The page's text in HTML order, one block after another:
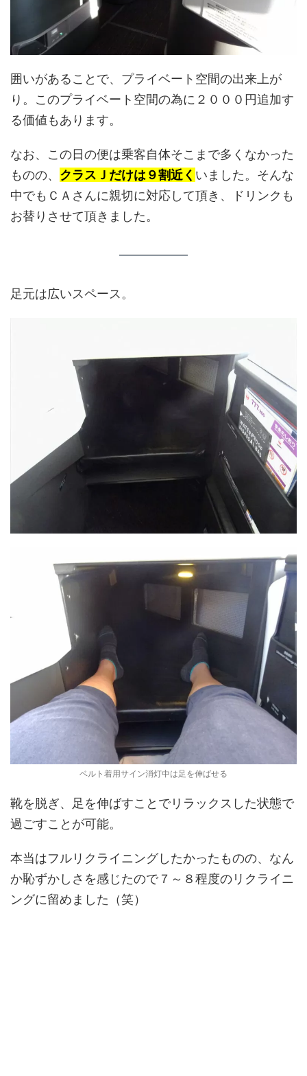
囲いがあることで、プライベート空間の出来上が
り。このプライベート空間の為に２０００円追加す
る価値もあります。
なお、この日の便は乗客自体そこまで多くなかった
ものの、 クラスＪだけは９割近く いました。そんな
中でもＣＡさんに親切に対応して頂き、ドリンクも
お替りさせて頂きました。
足元は広いスペース。
ベルト着用サイン消灯中は足を伸ばせる
靴を脱ぎ、足を伸ばすことでリラックスした状態で
過ごすことが可能。
本当はフルリクライニングしたかったものの、なん
か恥ずかしさを感じたので７～８程度のリクライニ
ングに留めました（笑）